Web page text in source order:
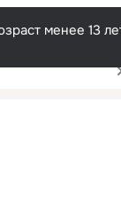
менее 13